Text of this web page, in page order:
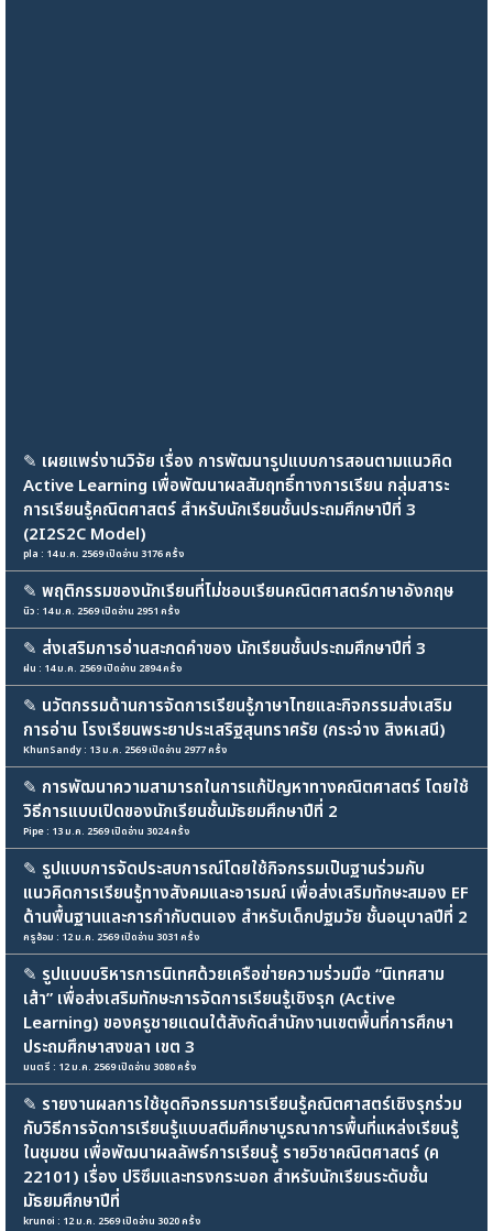
✎ เผยแพร่งานวิจัย เรื่อง การพัฒนารูปแบบการสอนตามแนวคิด
Active Learning เพื่อพัฒนาผลสัมฤทธิ์ทางการเรียน กลุ่มสาระ
การเรียนรู้คณิตศาสตร์ สำหรับนักเรียนชั้นประถมศึกษาปีที่ 3
(2I2S2C Model)
pla : 14 ม.ค. 2569 เปิดอ่าน 3176 ครั้ง
✎ พฤติกรรมของนักเรียนที่ไม่ชอบเรียนคณิตศาสตร์ภาษาอังกฤษ
นิว : 14 ม.ค. 2569 เปิดอ่าน 2951 ครั้ง
✎ ส่งเสริมการอ่านสะกดคำของ นักเรียนชั้นประถมศึกษาปีที่ 3
ฝน : 14 ม.ค. 2569 เปิดอ่าน 2894 ครั้ง
✎ นวัตกรรมด้านการจัดการเรียนรู้ภาษาไทยและกิจกรรมส่งเสริม
การอ่าน โรงเรียนพระยาประเสริฐสุนทราศรัย (กระจ่าง สิงหเสนี)
KhunSandy : 13 ม.ค. 2569 เปิดอ่าน 2977 ครั้ง
✎ การพัฒนาความสามารถในการแก้ปัญหาทางคณิตศาสตร์ โดยใช้
วิธีการแบบเปิดของนักเรียนชั้นมัธยมศึกษาปีที่ 2
Pipe : 13 ม.ค. 2569 เปิดอ่าน 3024 ครั้ง
✎ รูปแบบการจัดประสบการณ์โดยใช้กิจกรรมเป็นฐานร่วมกับ
แนวคิดการเรียนรู้ทางสังคมและอารมณ์ เพื่อส่งเสริมทักษะสมอง EF
ด้านพื้นฐานและการกำกับตนเอง สำหรับเด็กปฐมวัย ชั้นอนุบาลปีที่ 2
ครูอ้อม : 12 ม.ค. 2569 เปิดอ่าน 3031 ครั้ง
✎ รูปแบบบริหารการนิเทศด้วยเครือข่ายความร่วมมือ “นิเทศสาม
เส้า” เพื่อส่งเสริมทักษะการจัดการเรียนรู้เชิงรุก (Active
Learning) ของครูชายแดนใต้สังกัดสำนักงานเขตพื้นที่การศึกษา
ประถมศึกษาสงขลา เขต 3
มนตรี : 12 ม.ค. 2569 เปิดอ่าน 3080 ครั้ง
✎ รายงานผลการใช้ชุดกิจกรรมการเรียนรู้คณิตศาสตร์เชิงรุกร่วม
กับวิธีการจัดการเรียนรู้แบบสตีมศึกษาบูรณาการพื้นที่แหล่งเรียนรู้
ในชุมชน เพื่อพัฒนาผลลัพธ์การเรียนรู้ รายวิชาคณิตศาสตร์ (ค
22101) เรื่อง ปริซึมและทรงกระบอก สำหรับนักเรียนระดับชั้น
มัธยมศึกษาปีที่
krunoi : 12 ม.ค. 2569 เปิดอ่าน 3020 ครั้ง